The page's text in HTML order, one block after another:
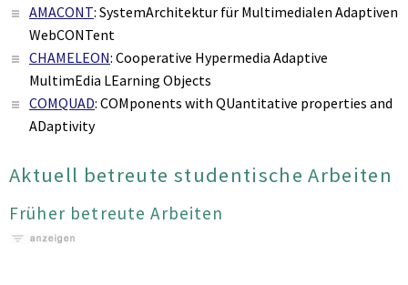
AMACONT: SystemArchitektur für Multimedialen Adaptiven
WebCONTent
CHAMELEON: Cooperative Hypermedia Adaptive
MultimEdia LEarning Objects
COMQUAD: COMponents with QUantitative properties and
ADaptivity
Aktuell betreute studentische Arbeiten
Früher betreute Arbeiten